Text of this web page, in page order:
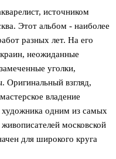
источником
Этот альбом - наиболее
разных лет. На его
неожиданные
уголки,
Оригинальный взгляд,
владение
художника одним из самых
московской
для широкого круга